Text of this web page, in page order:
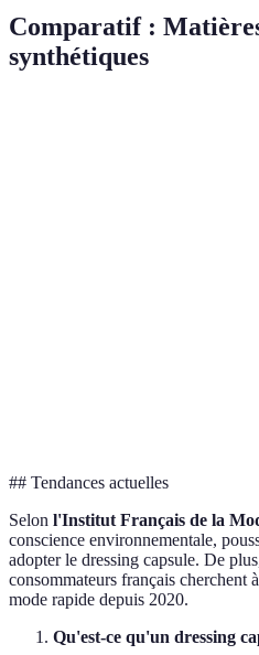
Comparatif :
synthétiques
## Tendances actuelles
Selon l'Institut Français de la
conscience environnementale,
adopter le dressing capsule. De
consommateurs français cherchent
mode rapide depuis 2020.
Qu'est-ce qu'un dressing